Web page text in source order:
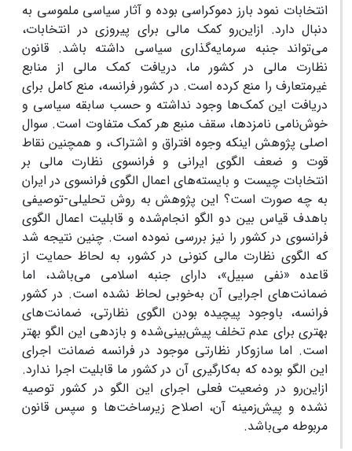
انتخابات نمود بارز دموکراسی بوده و آثار سیاسی ملموسی به
دنبال دارد. ازاین‌رو کمک مالی برای پیروزی در انتخابات،
می‌تواند جنبه سرمایه‌گذاری سیاسی داشته باشد. قانون
نظارت مالی در کشور ما، دریافت کمک مالی از منابع
غیرمتعارف را منع کرده است. در کشور فرانسه، منع کامل برای
دریافت این کمک‌ها وجود نداشته و حسب سابقه سیاسی و
خوش‌نامی نامزدها، سقف منبع هر کمک متفاوت است. سوال
اصلی پژوهش اینکه وجوه افتراق و اشتراک، و همچنین نقاط
قوت و ضعف الگوی ایرانی و فرانسوی نظارت مالی بر
انتخابات چیست و بایسته‌های اعمال الگوی فرانسوی در ایران
به چه صورت است؟ این پژوهش به روش تحلیلی-توصیفی
باهدف قیاس بین دو الگو انجام‌شده و قابلیت اعمال الگوی
فرانسوی در کشور را نیز بررسی نموده است. چنین نتیجه شد
که الگوی نظارت مالی کنونی در کشور، به لحاظ حمایت از
قاعده «نفی سبیل»، دارای جنبه اسلامی می‌باشد، اما
ضمانت‌های اجرایی آن به‌خوبی لحاظ نشده است. در کشور
فرانسه، باوجود پیچیده بودن الگوی نظارتی، ضمانت‌های
بهتری برای عدم تخلف پیش‌بینی‌شده و بازدهی این الگو بهتر
است. اما سازوکار نظارتی موجود در فرانسه ضمانت اجرای
این الگو بوده که به‌کارگیری آن در کشور ما قابلیت اجرا ندارد.
ازاین‌رو در وضعیت فعلی اجرای این الگو در کشور توصیه
نشده و پیش‌زمینه آن، اصلاح زیرساخت‌ها و سپس قانون
مربوطه می‌باشد.